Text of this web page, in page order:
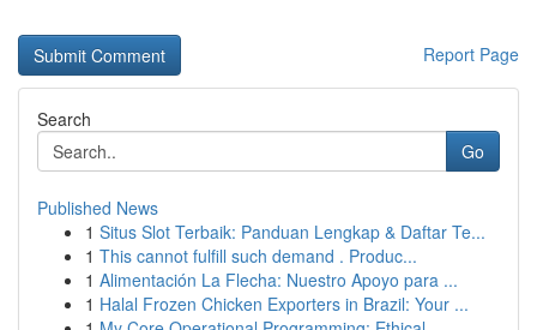
Report Page
Search
Go
Published News
1 Situs Slot Terbaik: Panduan Lengkap & Daftar Te...
1 This cannot fulfill such demand . Produc...
1 Alimentación La Flecha: Nuestro Apoyo para ...
1 Halal Frozen Chicken Exporters in Brazil: Your ...